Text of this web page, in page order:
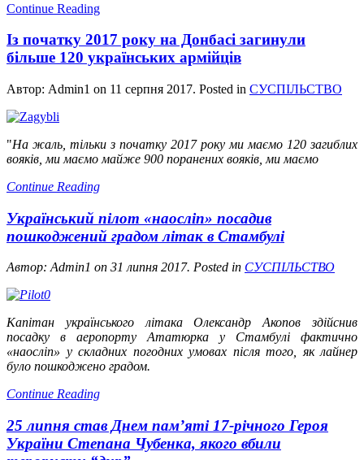
Continue Reading
Із початку 2017 року на Донбасі загинули
більше 120 українських армійців
Автор: Admin1 on 11 серпня 2017. Posted in СУСПІЛЬСТВО
"На жаль, тільки з початку 2017 року ми маємо 120 загиблих
вояків, ми маємо майже 900 поранених вояків, ми маємо
Continue Reading
Український пілот «наосліп» посадив
пошкоджений градом літак в Стамбулі
Автор: Admin1 on 31 липня 2017. Posted in СУСПІЛЬСТВО
Капітан українського літака Олександр Акопов здійснив
посадку в аеропорту Ататюрка у Стамбулі фактично
«наосліп» у складних погодних умовах після того, як лайнер
було пошкоджено градом.
Continue Reading
25 липня став Днем пам’яті 17-річного Героя
України Степана Чубенка, якого вбили